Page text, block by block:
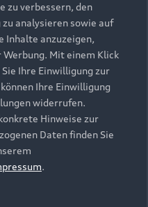
zu verbessern, den
analysieren sowie auf
Inhalte anzuzeigen,
Mit einem Klick
Ihre Einwilligung zur
Ihre Einwilligung
widerrufen.
Hinweise zur
Daten finden Sie
.